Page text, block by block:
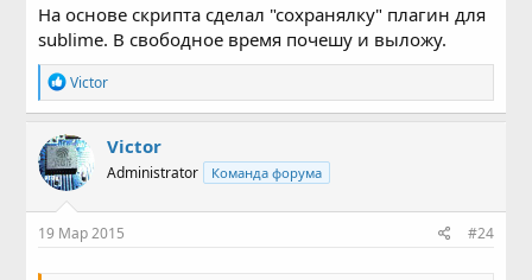
На основе скрипта сделал "сохранялку" плагин для
sublime. В свободное время почешу и выложу.
Р
е
а
к
ц
и
и
:
Victor
Victor
Administrator Команда форума
19 Мар 2015 #24